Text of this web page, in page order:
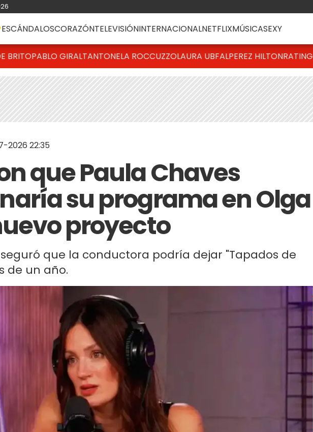
ESCÁNDALOSCORAZÓNTELEVISIÓNINTERNACIONALNETFLIXMÚSICASEXY
BRITOPABLO GIRALTANTONELA ROCCUZZOLAURA UBFALPEREZ HILTONRATING
2026 22:35
que Paula Chaves
su programa en Olga
proyecto
que la conductora podría dejar "Tapados de
de un año.